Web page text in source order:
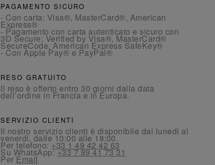
PAGAMENTO SICURO
- Con carta: Visa®, MasterCard®, American
Express®
- Pagamento con carta autenticato e sicuro con
3D Secure: Verified by Visa®, MasterCard®
SecureCode, American Express SafeKey®
- Con Apple Pay® e PayPal®
RESO GRATUITO
Il reso è offerto entro 30 giorni dalla data
dell’ordine in Francia e in Europa.
SERVIZIO CLIENTI
Il nostro servizio clienti è disponibile dal lunedì al
venerdì, dalle 10:00 alle 18:00.
Per telefono:+33 1 49 42 42 63
Su WhatsApp:+33 7 89 41 73 31
PerEmail